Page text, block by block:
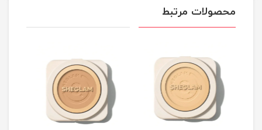
محصولات مرتبط